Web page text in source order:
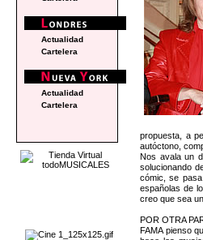
propuesta, a
autóctono,
Nos avala un
solucionando
cómic, se
españolas de
creo que sea
POR OTRA
FAMA pienso
Actualidad
Cartelera
Actualidad
Cartelera